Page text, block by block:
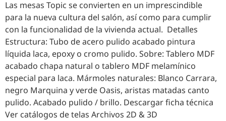
Las mesas Topic se convierten en un imprescindible
para la nueva cultura del salón, así como para cumplir
con la funcionalidad de la vivienda actual. Detalles
Estructura: Tubo de acero pulido acabado pintura
líquida laca, epoxy o cromo pulido. Sobre: Tablero MDF
acabado chapa natural o tablero MDF melamínico
especial para laca. Mármoles naturales: Blanco Carrara,
negro Marquina y verde Oasis, aristas matadas canto
pulido. Acabado pulido / brillo. Descargar ficha técnica
Ver catálogos de telas Archivos 2D & 3D